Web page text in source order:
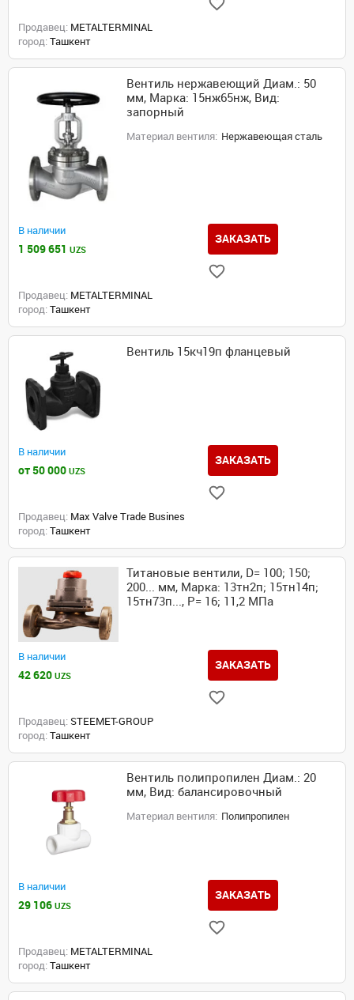
Продавец: METALTERMINAL
город: Ташкент
Вентиль нержавеющий Диам.: 50
мм, Марка: 15нж65нж, Вид:
запорный
Материал вентиля: Нержавеющая сталь
В наличии
1 509 651 UZS
ЗАКАЗАТЬ
Продавец: METALTERMINAL
город: Ташкент
Вентиль 15кч19п фланцевый
В наличии
от 50 000 UZS
ЗАКАЗАТЬ
Продавец: Max Valve Trade Busines
город: Ташкент
Титановые вентили, D= 100; 150;
200... мм, Марка: 13тн2п; 15тн14п;
15тн73п..., P= 16; 11,2 МПа
В наличии
42 620 UZS
ЗАКАЗАТЬ
Продавец: STEEMET-GROUP
город: Ташкент
Вентиль полипропилен Диам.: 20
мм, Вид: балансировочный
Материал вентиля: Полипропилен
В наличии
29 106 UZS
ЗАКАЗАТЬ
Продавец: METALTERMINAL
город: Ташкент